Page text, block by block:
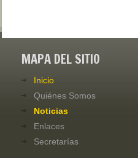
MAPA DEL SITIO
Inicio
Quiénes Somos
Noticias
Enlaces
Secretarías